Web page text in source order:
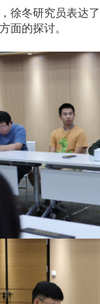
徐冬研究员表达
面的探讨。